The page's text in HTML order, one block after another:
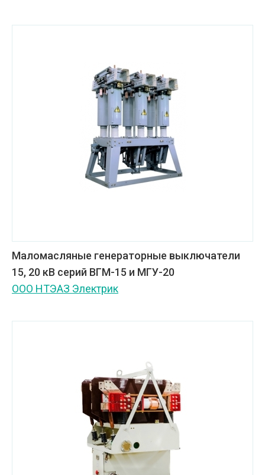
Маломасляные генераторные выключатели
15, 20 кВ серий ВГМ-15 и МГУ-20
ООО НТЭАЗ Электрик